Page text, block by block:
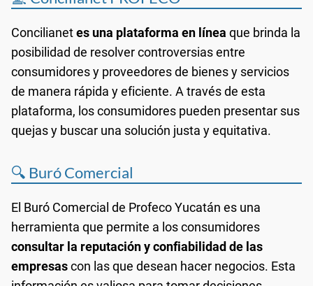
Concilianetes una plataforma en línea que brinda la
posibilidad de resolver controversias entre
consumidores y proveedores de bienes y servicios
de manera rápida y eficiente. A través de esta
plataforma, los consumidores pueden presentar sus
quejas y buscar una solución justa y equitativa.
🔍 Buró Comercial
El Buró Comercial de Profeco Yucatán es una
herramienta que permite a los consumidores
consultar la reputación y confiabilidad de las
empresascon las que desean hacer negocios. Esta